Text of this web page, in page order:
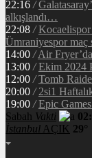
22:16 /
alkışlandı…
22:08 /
Ümraniyespor maç
14:00 / Air
13:00 / Ekim 2024
12:00 / Tomb
20:00 / 2si1
19:00 / Epic
Sabah Vakti
İstanbul AÇIK 29°